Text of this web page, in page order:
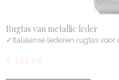
Rugtas van metallic leder
✓Italiaanse lederen rugtas
€ 134,99